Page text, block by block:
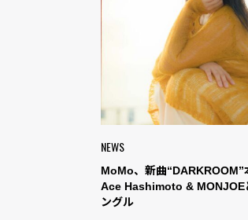
NEWS
MoMo、新曲
Ace Hashimoto & MONJOE
ングル